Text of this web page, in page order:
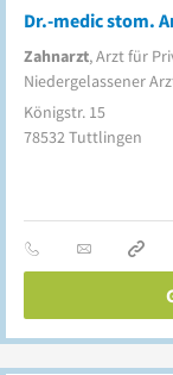
Dr.-medic stom.
Zahnarzt, Arzt für
Niedergelassener
Königstr. 15
78532Tuttlingen